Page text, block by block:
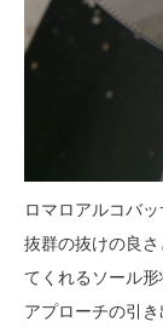
ロマロアルコバ
抜群の抜けの良
てくれるソール形
アプローチの引